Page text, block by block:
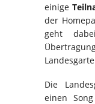
einige
der
geht
Die
einen